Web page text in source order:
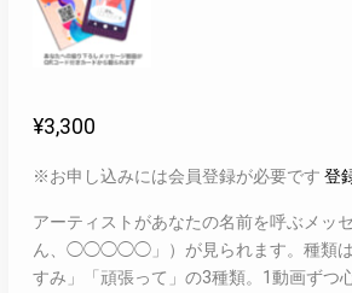
¥3,300
※お申し込みには会員登録が必要です 登
アーティストがあなたの名前を呼ぶメッ
ん、◯◯◯◯◯」）が見られます。種類は
すみ」「頑張って」の3種類。1動画ずつ